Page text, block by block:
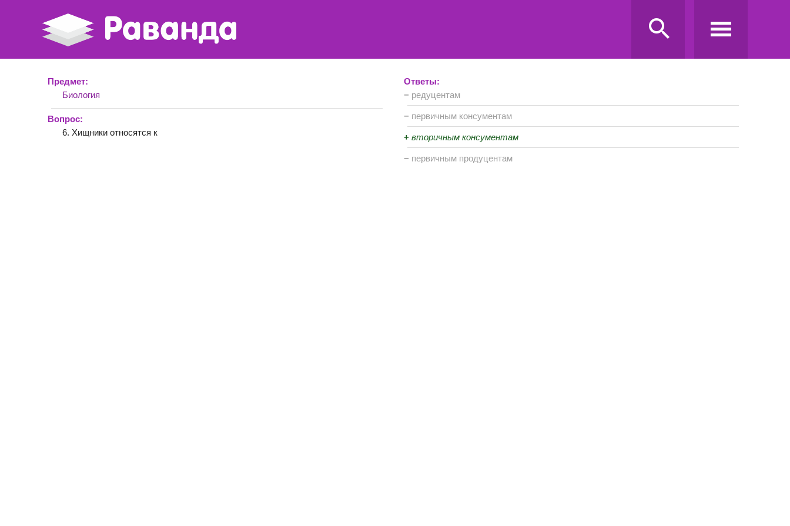
Предмет:
Биология
Вопрос:
6. Хищники относятся к
Ответы:
− редуцентам
− первичным консументам
+ вторичным консументам
− первичным продуцентам